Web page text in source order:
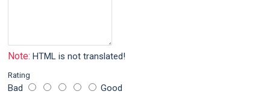
Note: HTML is not translated!
Rating
Bad Good